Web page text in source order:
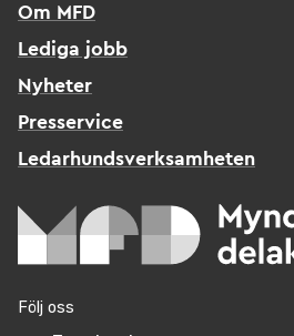
Om MFD
Lediga jobb
Nyheter
Presservice
Ledarhundsverksamheten
Följ oss